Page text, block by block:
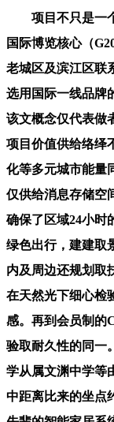
项目不只是一个
国际博览核心（
老城区及滨江区联
选用国际一线品牌
该文概念仅代表做
项目价值供给络绎
化等多元城市能量
仅供给消息存储空
确保了区域24小时
绿色出行，建建取
内及周边还规划取
在天然光下细心检
感。再到会员制的
验取耐久性的同一
学从属文渊中学等
中距离比来的坐点